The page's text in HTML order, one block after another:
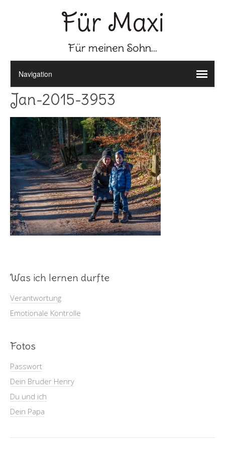
Für Maxi
Für meinen Sohn...
Jan-2015-3953
Was ich lernen durfte
Verantwortung
Emotionale Kontrolle
Fotos
Passwort
Dein Bruder Henry
Du und ich
Dein Papa